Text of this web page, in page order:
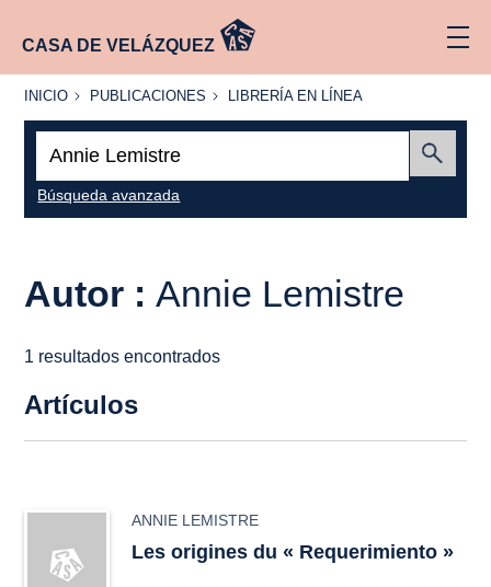
CASA DE VELÁZQUEZ
INICIO
INICIO PUBLICACIONES
PUBLICACIONES
LIBRERÍA
LÍNEA
LIBRERÍA EN LÍNEA
Búsqueda avanzada
Autor : Annie Lemistre
1 resultados encontrados
Artículos
ANNIE LEMISTRE
Les origines du « Requerimiento »